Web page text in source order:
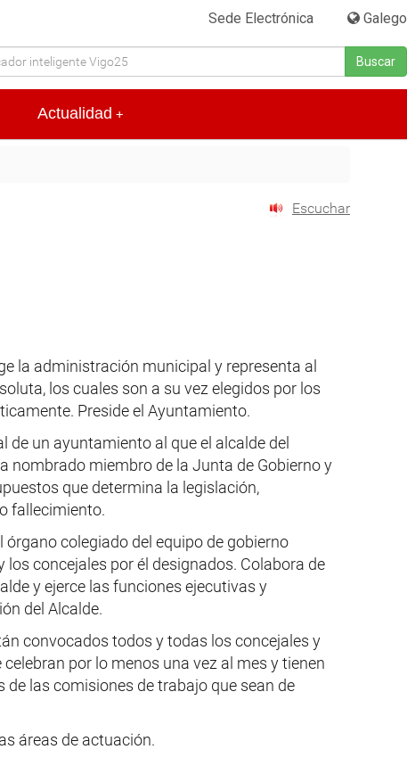
Sede Electrónica Galego
Buscar
+
Actualidad
Escuchar
la administración municipal y representa al
los cuales son a su vez elegidos por los
Preside el Ayuntamiento.
de un ayuntamiento al que el alcalde del
nombrado miembro de la Junta de Gobierno y
que determina la legislación,
fallecimiento.
órgano colegiado del equipo de gobierno
concejales por él designados. Colabora de
y ejerce las funciones ejecutivas y
del Alcalde.
convocados todos y todas los concejales y
por lo menos una vez al mes y tienen
las comisiones de trabajo que sean de
áreas de actuación.